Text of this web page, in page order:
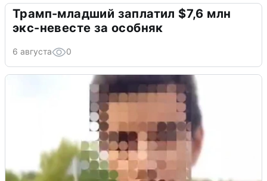
Трамп-младший заплатил $7,6 млн
экс-невесте за особняк
6 августа 0